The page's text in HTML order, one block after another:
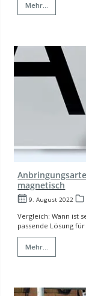
Mehr...
magnetisch
9. August 2022
Vergleich: Wann ist
passende Lösung
Mehr...